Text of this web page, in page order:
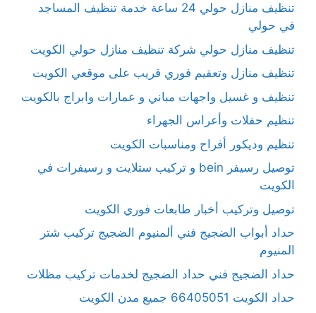
تنظيف منازل حولي 24 ساعة خدمة تنظيف المساجد
في حولي
تنظيف منازل حولي شركة تنظيف منازل حولي الكويت
تنظيف منازل وتعقيم فوري قريب على موقعي الكويت
تنظيف و غسيل واجهات مباني و عمارات وابراج بالكويت
تنظيم حفلات وأعراس الجهراء
تنظيم وديكور أفراح ومناسبات الكويت
توصيل رسيفر bein و تركيب ستلايت و رسيفرات في
الكويت
توصيل وتركيب أخبار طابعات فوري الكويت
حداد أبواب الضجيج فني ألمنيوم الضجيج تركيب شتر
المنيوم
حداد الضجيج فني حداد الضجيج لخدمات تركيب مظلات
حداد الكويت 66405051 جميع مدن الكويت